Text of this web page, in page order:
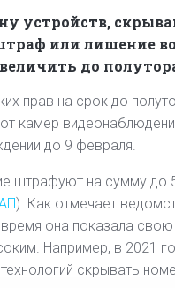
устройств,
или лишение
до
прав на срок до
камер
до 9 февраля.
штрафуют на сумму до
). Как отмечает
она показала
Например, в 2021
скрывать